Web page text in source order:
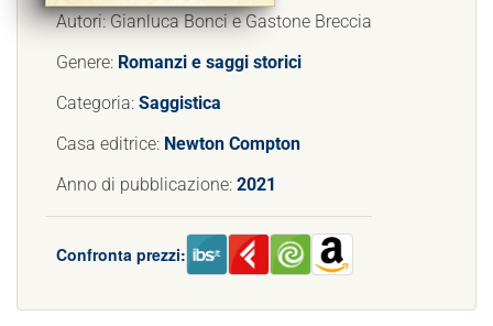
Autori: Gianluca Bonci e Gastone Breccia
Genere: Romanzi e saggi storici
Categoria: Saggistica
Casa editrice: Newton Compton
Anno di pubblicazione: 2021
Confronta prezzi: